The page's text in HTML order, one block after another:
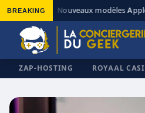
BREAKING◆ Nouveaux modèles
ZAP-HOSTING ROYAAL